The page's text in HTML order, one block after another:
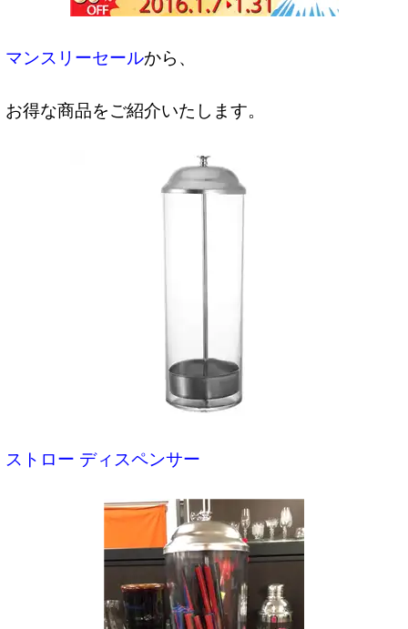
マンスリーセールから、
お得な商品をご紹介いたします。
ストロー ディスペンサー